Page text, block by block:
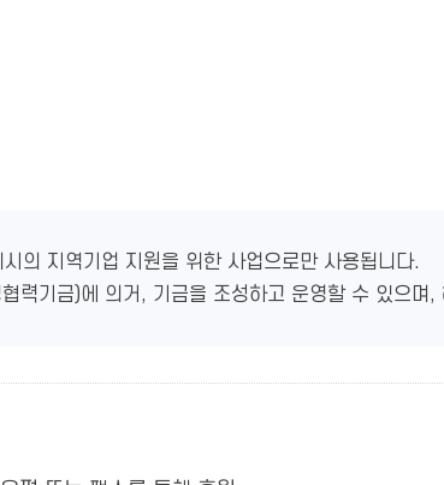
의 지역기업 지원을 위한 사업으로만 사용됩니다.
력기금)에 의거, 기금을 조성하고 운영할 수 있으며